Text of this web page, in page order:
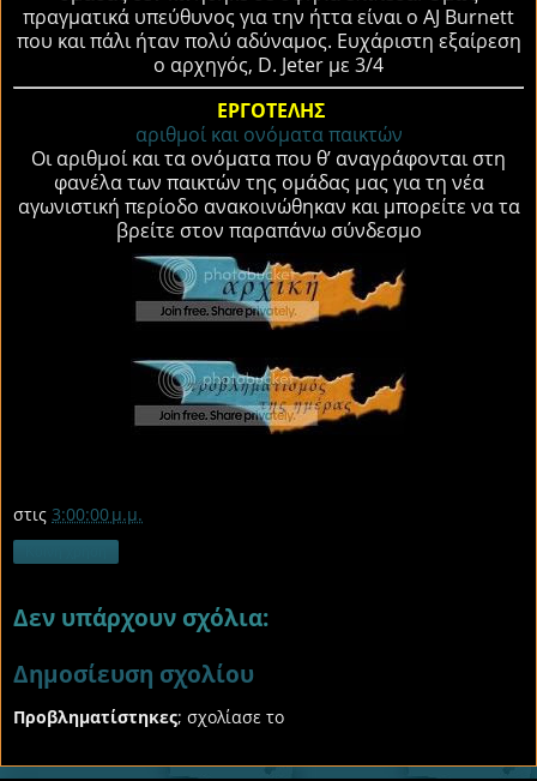
πραγματικά υπεύθυνος για την ήττα είναι ο AJ Burnett
που και πάλι ήταν πολύ αδύναμος. Ευχάριστη εξαίρεση
ο αρχηγός, D. Jeter με 3/4
ΕΡΓΟΤΕΛΗΣ
αριθμοί και ονόματα παικτών
Οι αριθμοί και τα ονόματα που θ’ αναγράφονται στη
φανέλα των παικτών της ομάδας μας για τη νέα
αγωνιστική περίοδο ανακοινώθηκαν και μπορείτε να τα
βρείτε στον παραπάνω σύνδεσμο
στις 3:00:00 μ.μ.
Δεν υπάρχουν σχόλια:
Δημοσίευση σχολίου
Προβληματίστηκες; σχολίασε το